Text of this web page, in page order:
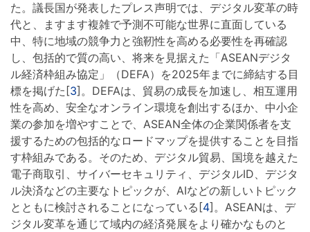
た。議長国が発表したプレス声明では、デジタル変革の時
代と、ますます複雑で予測不可能な世界に直面している
中、特に地域の競争力と強靭性を高める必要性を再確認
し、包括的で質の高い、将来を見据えた「ASEANデジタ
ル経済枠組み協定」（DEFA）を2025年までに締結する目
標を掲げた[3]。DEFAは、貿易の成長を加速し、相互運用
性を高め、安全なオンライン環境を創出するほか、中小企
業の参加を増やすことで、ASEAN全体の企業関係者を支
援するための包括的なロードマップを提供することを目指
す枠組みである。そのため、デジタル貿易、国境を越えた
電子商取引、サイバーセキュリティ、デジタルID、デジタ
ル決済などの主要なトピックが、AIなどの新しいトピック
とともに検討されることになっている[4]。ASEANは、デ
ジタル変革を通じて域内の経済発展をより確かなものと